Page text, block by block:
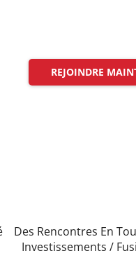
REJOINDRE
Des Rencontres En
Investissements /